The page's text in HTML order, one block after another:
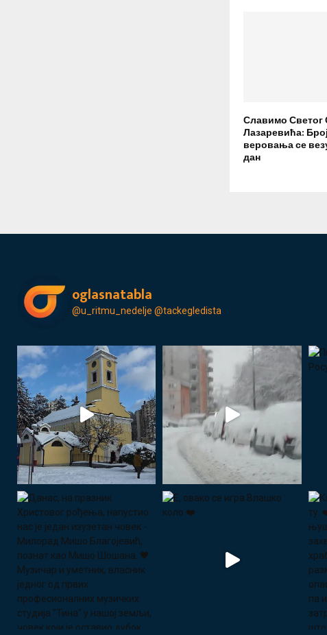
Славимо Светог
Лазаревића:
веровања се
дан
oglasnatabla
@u_ritmu_nedelje @tackegledista